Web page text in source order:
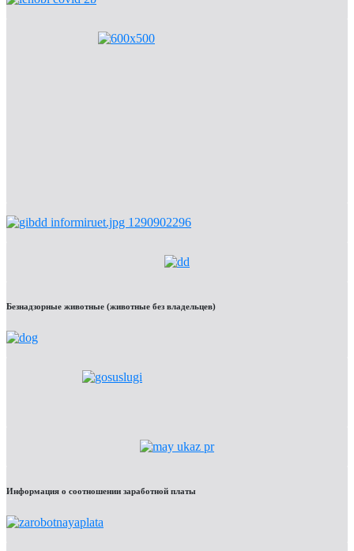
Безнадзорные животные (животные без владельцев)
Информация о соотношении заработной платы